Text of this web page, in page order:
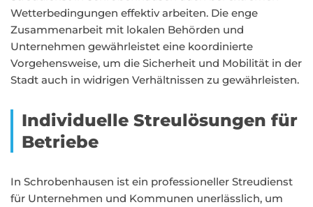
Wetterbedingungen effektiv arbeiten. Die enge
Zusammenarbeit mit lokalen Behörden und
Unternehmen gewährleistet eine koordinierte
Vorgehensweise, um die Sicherheit und Mobilität in der
Stadt auch in widrigen Verhältnissen zu gewährleisten.
Individuelle Streulösungen für
Betriebe
In Schrobenhausen ist ein professioneller Streudienst
für Unternehmen und Kommunen unerlässlich, um